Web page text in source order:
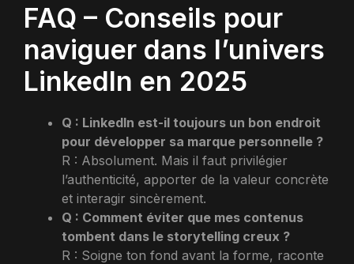
FAQ – Conseils pour
naviguer dans l’univers
LinkedIn en 2025
Q : LinkedIn est-il toujours un bon endroit
pour développer sa marque personnelle ?
R : Absolument. Mais il faut privilégier
l’authenticité, apporter de la valeur concrète
et interagir sincèrement.
Q : Comment éviter que mes contenus
tombent dans le storytelling creux ?
R : Soigne ton fond avant la forme, raconte